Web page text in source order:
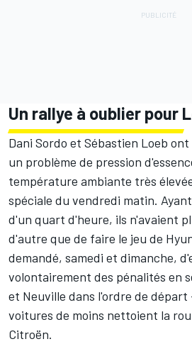
Un rallye à oublier pour
Dani Sordo et Sébastien Loeb ont
un problème de pression
température ambiante très
spéciale du vendredi matin.
d'un quart d'heure, ils n'avaient
d'autre que de faire le jeu de
demandé, samedi et dimanche,
volontairement des pénalités en
et Neuville dans l'ordre de départ
voitures de moins nettoient la
Citroën.